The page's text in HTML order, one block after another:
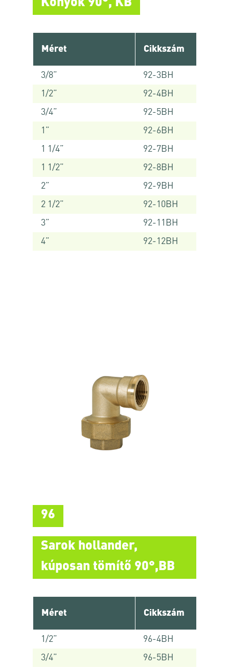
Könyök 90°, KB
Méret Cikkszám
3/8”
92-3BH
1/2”
92-4BH
3/4”
92-5BH
1”
92-6BH
1 1/4”
92-7BH
1 1/2”
92-8BH
2”
92-9BH
2 1/2”
92-10BH
3”
92-11BH
4”
92-12BH
96
Sarok hollander,
kúposan tömítő 90°,BB
Méret Cikkszám
1/2”
96-4BH
3/4”
96-5BH